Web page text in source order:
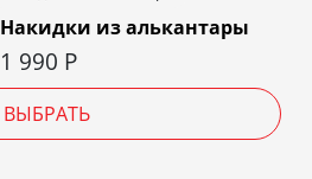
Накидки из алькантары
1 990 Р
ВЫБРАТЬ